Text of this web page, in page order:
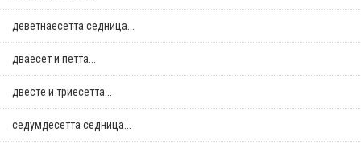
деветнаесетта седница...
дваесет и петта...
двестe и триесетта...
седумдесетта седница...